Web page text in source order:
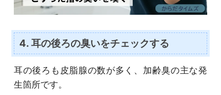
4. 耳の後ろの臭いをチェックする
耳の後ろも皮脂腺の数が多く、加齢臭の主な発
生箇所です。